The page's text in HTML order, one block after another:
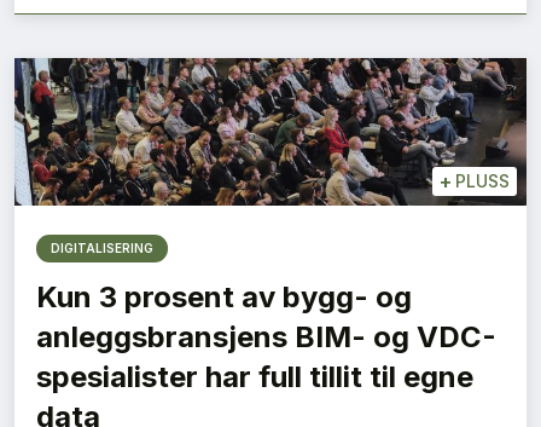
+ PLUSS
DIGITALISERING
Kun 3 prosent av bygg- og
anleggsbransjens BIM- og VDC-
spesialister har full tillit til egne
data